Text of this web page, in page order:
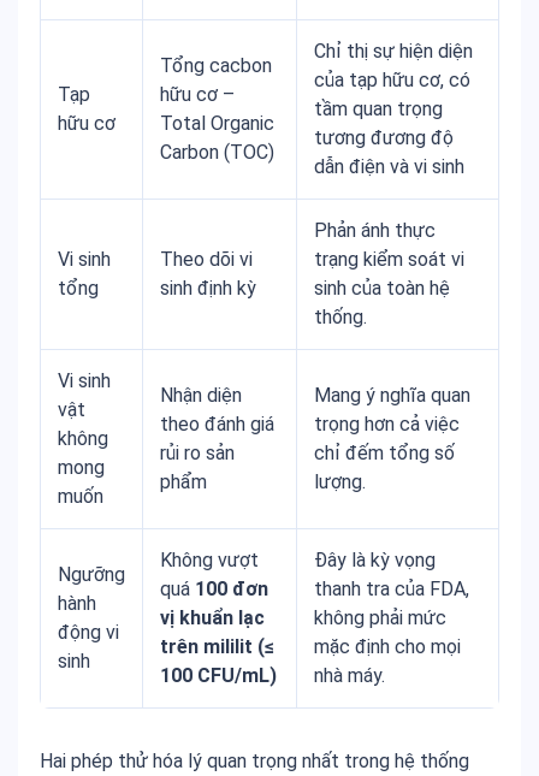
Tạp
hữu cơ
Tổng cacbon
hữu cơ –
Total Organic
Carbon (TOC)
Chỉ thị sự hiện diện
của tạp hữu cơ, có
tầm quan trọng
tương đương độ
dẫn điện và vi sinh
Vi sinh
tổng
Theo dõi vi
sinh định kỳ
Phản ánh thực
trạng kiểm soát vi
sinh của toàn hệ
thống.
Vi sinh
vật
không
mong
muốn
Nhận diện
theo đánh giá
rủi ro sản
phẩm
Mang ý nghĩa quan
trọng hơn cả việc
chỉ đếm tổng số
lượng.
Ngưỡng
hành
động vi
sinh
Không vượt
quá 100 đơn
vị khuẩn lạc
trên mililit (≤
100 CFU/mL)
Đây là kỳ vọng
thanh tra của FDA,
không phải mức
mặc định cho mọi
nhà máy.
Hai phép thử hóa lý quan trọng nhất trong hệ thống